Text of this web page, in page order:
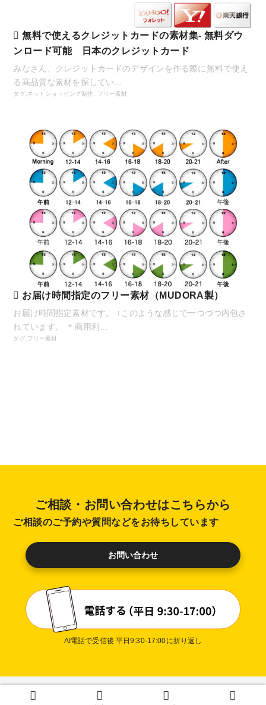
無料で使えるクレジットカードの素材集- 無料ダウ
ンロード可能 日本のクレジットカード
みなさん、クレジットカードのデザインを作る際に無料で使え
る高品質な素材を探してい…
タグ, ネットショッピング制作 フリー素材
お届け時間指定のフリー素材（MUDORA製）
お届け時間指定素材です。 ↑このような感じで一つづつ内包さ
れています。 ＊商用利…
タグ,フリー素材
ご相談・お問い合わせはこちらから
ご相談のご予約や質問などをお待ちしています
お問い合わせ
AI電話で受信後 平日9:30-17:00に折り返し
プライバシーポリシー